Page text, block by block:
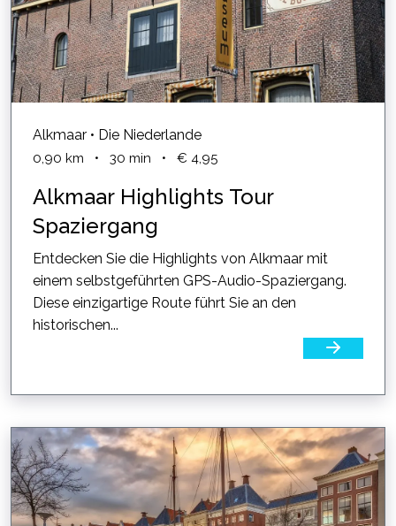
Alkmaar • Die Niederlande
0,90 km • 30 min • € 4,95
Alkmaar Highlights Tour
Spaziergang
Entdecken Sie die Highlights von Alkmaar mit
einem selbstgeführten GPS-Audio-Spaziergang.
Diese einzigartige Route führt Sie an den
historischen...